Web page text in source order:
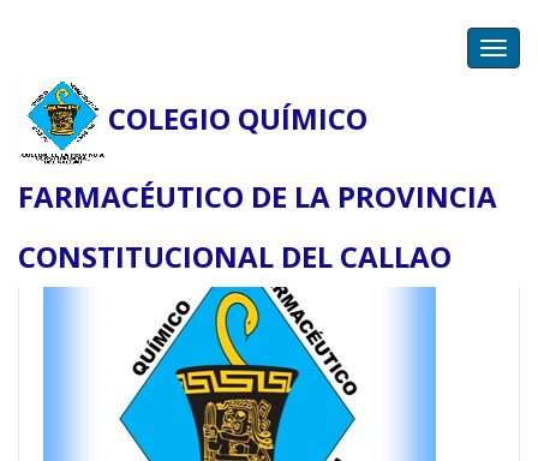
COLEGIO QUÍMICO
FARMACÉUTICO DE LA PROVINCIA
CONSTITUCIONAL DEL CALLAO